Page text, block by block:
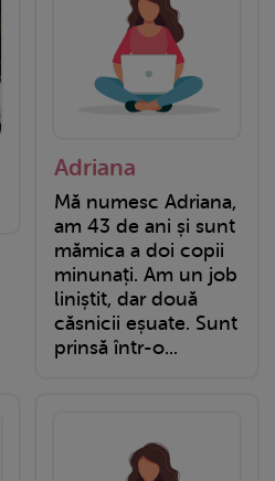
Adriana
Mă numesc Adriana,
am 43 de ani și sunt
mămica a doi copii
minunați. Am un job
liniștit, dar două
căsnicii eșuate. Sunt
prinsă într-o...